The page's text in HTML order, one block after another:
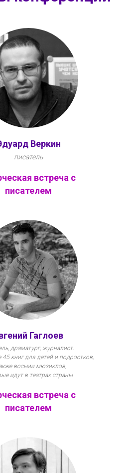
Веркин
писатель
встреча с
писателем
Гаглоев
драматург, журналист.
книг для детей и подростков,
восьми мюзиклов,
идут в театрах страны
встреча с
писателем